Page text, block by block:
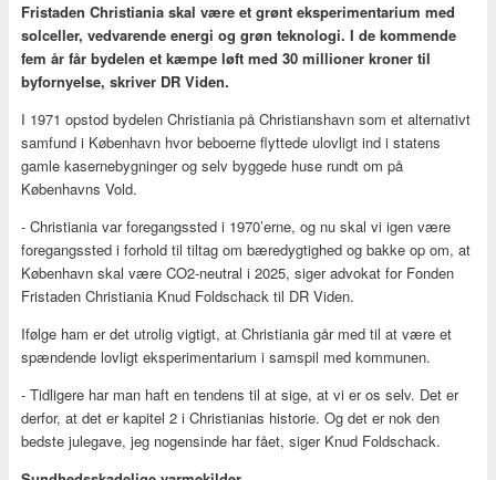
Fristaden Christiania skal være et grønt eksperimentarium med
solceller, vedvarende energi og grøn teknologi. I de kommende
fem år får bydelen et kæmpe løft med 30 millioner kroner til
byfornyelse, skriver DR Viden.
I 1971 opstod bydelen Christiania på Christianshavn som et alternativt
samfund i København hvor beboerne flyttede ulovligt ind i statens
gamle kasernebygninger og selv byggede huse rundt om på
Københavns Vold.
- Christiania var foregangssted i 1970’erne, og nu skal vi igen være
foregangssted i forhold til tiltag om bæredygtighed og bakke op om, at
København skal være CO2-neutral i 2025, siger advokat for Fonden
Fristaden Christiania Knud Foldschack til DR Viden.
Ifølge ham er det utrolig vigtigt, at Christiania går med til at være et
spændende lovligt eksperimentarium i samspil med kommunen.
- Tidligere har man haft en tendens til at sige, at vi er os selv. Det er
derfor, at det er kapitel 2 i Christianias historie. Og det er nok den
bedste julegave, jeg nogensinde har fået, siger Knud Foldschack.